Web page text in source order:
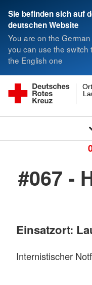
Sie befinden sich auf
deutschen Website
You are on the
you can use the switch
the English one
#067 -
Einsatzort:
Internistischer